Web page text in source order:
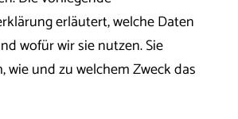
erläutert, welche Daten
wofür wir sie nutzen. Sie
wie und zu welchem Zweck das